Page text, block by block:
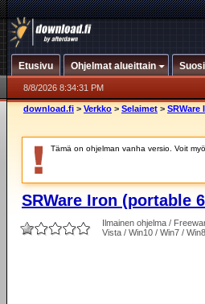
Etusivu Ohjelmat alueittain
8/8/2026 8:34:31 PM
download.fi > Verkko > Selaimet > SRWare
Tämä on ohjelman vanha versio. Voit
SRWare Iron (portable
Ilmainen ohjelma /
Vista / Win10 / Win7 /